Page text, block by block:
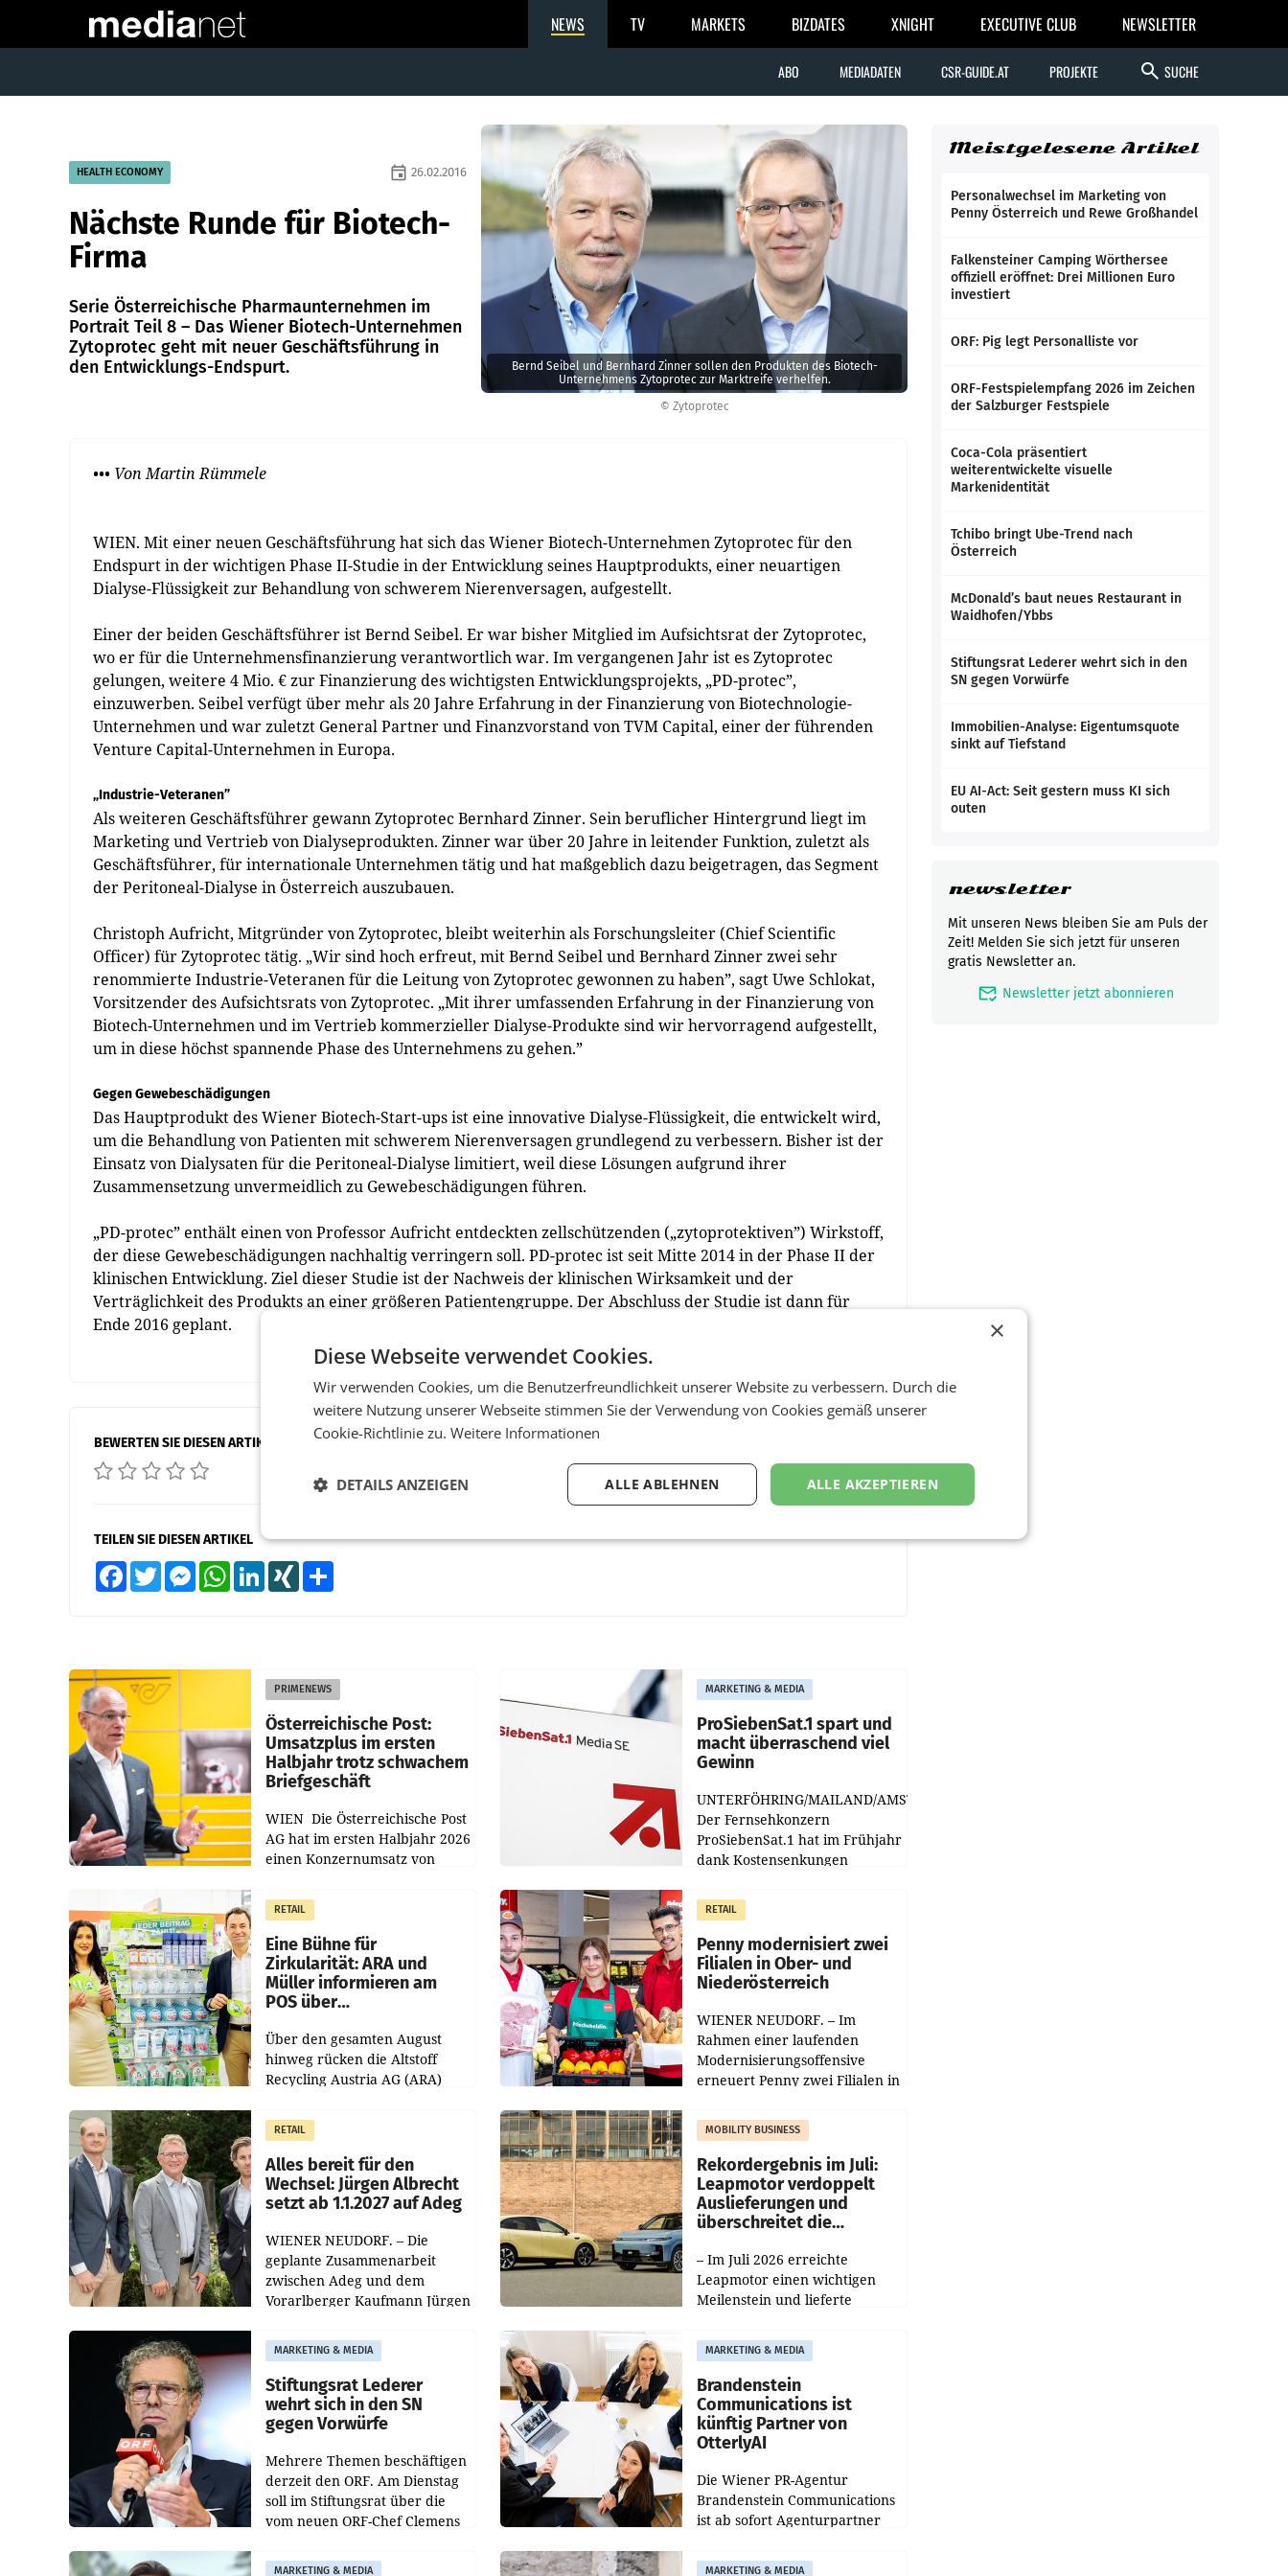
NEWS TV MARKETS BIZDATES XNIGHT EXECUTIVE CLUB NEWSLETTER
ABO MEDIADATEN CSR-GUIDE.AT PROJEKTE search SUCHE
© Zytoprotec
Bernd Seibel und Bernhard Zinner sollen den Produkten des Biotech-
Unternehmens Zytoprotec zur Marktreife verhelfen.
HEALTH ECONOMY event 26.02.2016
Nächste Runde für Biotech-
Firma
Serie Österreichische Pharmaunternehmen im
Portrait Teil 8 – Das Wiener Biotech-Unternehmen
Zytoprotec geht mit neuer Geschäftsführung in
den Entwicklungs-Endspurt.
••• Von Martin Rümmele
WIEN. Mit einer neuen Geschäftsführung hat sich das Wiener Biotech-Unternehmen Zytoprotec für den
Endspurt in der wichtigen Phase II-Studie in der Entwicklung seines Hauptprodukts, einer neuartigen
Dialyse-Flüssigkeit zur Behandlung von schwerem Nierenversagen, aufgestellt.
Einer der beiden Geschäftsführer ist Bernd Seibel. Er war bisher Mitglied im Aufsichtsrat der ­Zytoprotec,
wo er für die Unternehmensfinanzierung verantwortlich war. Im vergangenen Jahr ist es Zytoprotec
gelungen, weitere 4 Mio. € zur Finanzierung des wichtigsten Entwicklungsprojekts, ­„PD-protec”,
einzuwerben. Seibel verfügt über mehr als 20 Jahre Erfahrung in der Finanzierung von Biotechnologie-
Unternehmen und war zuletzt General Partner und Finanzvorstand von TVM Capital, einer der führenden
Venture Capital-Unternehmen in Europa.
„Industrie-Veteranen”
Als weiteren Geschäftsführer gewann Zytoprotec Bernhard Zinner. Sein beruflicher Hintergrund liegt im
Marketing und Vertrieb von Dialyseprodukten. Zinner war über 20 Jahre in leitender Funktion, zuletzt als
Geschäftsführer, für internationale Unternehmen tätig und hat maßgeblich dazu beigetragen, das Segment
der Peritoneal-Dialyse in Österreich auszubauen.
Christoph Aufricht, Mitgründer von Zytoprotec, bleibt weiterhin als Forschungsleiter (Chief Scientific
Officer) für Zytoprotec tätig. „Wir sind hoch erfreut, mit Bernd Seibel und Bernhard Zinner zwei sehr
renommierte Industrie-Veteranen für die Leitung von Zytoprotec gewonnen zu haben”, sagt Uwe Schlokat,
Vorsitzender des Aufsichtsrats von Zytoprotec. „Mit ihrer umfassenden Erfahrung in der Finanzierung von
Biotech-Unternehmen und im Vertrieb kommerzieller Dialyse-Produkte sind wir hervorragend aufgestellt,
um in diese höchst spannende Phase des Unternehmens zu gehen.”
Gegen Gewebeschädigungen
Das Hauptprodukt des Wiener Biotech-Start-ups ist eine innovative Dialyse-Flüssigkeit, die entwickelt wird,
um die Behandlung von ­Patienten mit schwerem Nierenversagen grundlegend zu verbessern. Bisher ist der
Einsatz von Dialysaten für die Peritoneal-Dialyse limitiert, weil diese Lösungen aufgrund ihrer
Zusammensetzung unvermeidlich zu Gewebeschädigungen führen.
„PD-protec” enthält einen von Professor Aufricht entdeckten zellschützenden („zytoprotektiven”) Wirkstoff,
der diese Gewebeschädigungen nachhaltig verringern soll. PD-protec ist seit Mitte 2014 in der Phase II der
klinischen Entwicklung. Ziel dieser Studie ist der Nachweis der klinischen Wirksamkeit und der
Verträglichkeit des Produkts an einer größeren Patientengruppe. Der Abschluss der Studie ist dann für
Ende 2016 geplant.
BEWERTEN SIE DIESEN ARTIKEL
TEILEN SIE DIESEN ARTIKEL
FacebookTwitter MessengerWhatsAppLinkedInXING
PRIMENEWS
Österreichische Post:
Umsatzplus im ersten
Halbjahr trotz schwachem
Briefgeschäft
WIEN Die Österreichische Post
AG hat im ersten Halbjahr 2026
einen Konzernumsatz von
erwirtschaftet, was einem Plus
von 3,8 Prozent gegenüber
dem Vergleichszeitraum
MARKETING & MEDIA
ProSiebenSat.1 spart und
macht überraschend viel
Gewinn
UNTERFÖHRING/MAILAND/AMSTERDAM.
Der Fernsehkonzern
ProSiebenSat.1 hat im Frühjahr
dank Kostensenkungen
gemacht und die
Markterwartung deutlich
übertroffen.
RETAIL
Eine Bühne für
Zirkularität: ARA und
Müller informieren am
POS über
Über den gesamten August
hinweg rücken die Altstoff
Recycling Austria AG (ARA)
Müller die Initiative „Kreislauf-
Helden“ in allen
österreichischen Müller-Filialen
RETAIL
Penny modernisiert zwei
Filialen in Ober- und
Niederösterreich
WIENER NEUDORF. – Im
Rahmen einer laufenden
Modernisierungsoffensive
erneuert Penny zwei Filialen in
Die beiden Standorte liegen in
Haag sowie im rund
RETAIL
Alles bereit für den
Wechsel: Jürgen Albrecht
setzt ab 1.1.2027 auf Adeg
WIENER NEUDORF. – Die
geplante Zusammenarbeit
zwischen Adeg und dem
Vorarlberger Kaufmann Jürgen
freigegeben: Die
Bundeswettbewerbsbehörde
und der Bundeskartellanwalt
MOBILITY BUSINESS
Rekordergebnis im Juli:
Leapmotor verdoppelt
Auslieferungen und
überschreitet die
– Im Juli 2026 erreichte
Leapmotor einen wichtigen
Meilenstein und lieferte
aus, womit sich das Ergebnis
gegenüber Juli 2025 mehr als
verdoppelte (+102
MARKETING & MEDIA
Stiftungsrat Lederer
wehrt sich in den SN
gegen Vorwürfe
Mehrere Themen beschäftigen
derzeit den ORF. Am Dienstag
soll im Stiftungsrat über die
vom neuen ORF-Chef Clemens
Besetzungen für die
MARKETING & MEDIA
Brandenstein
Communications ist
künftig Partner von
OtterlyAI
Die Wiener PR-Agentur
Brandenstein Communications
ist ab sofort Agenturpartner
Optimierungsplattform
MARKETING & MEDIA MARKETING & MEDIA
Meistgelesene Artikel
Personalwechsel im Marketing von
Penny Österreich und Rewe Großhandel
Falkensteiner Camping Wörthersee
offiziell eröffnet: Drei Millionen Euro
investiert
ORF: Pig legt Personalliste vor
ORF-Festspielempfang 2026 im Zeichen
der Salzburger Festspiele
Coca-Cola präsentiert
weiterentwickelte visuelle
Markenidentität
Tchibo bringt Ube-Trend nach
Österreich
McDonald’s baut neues Restaurant in
Waidhofen/Ybbs
Stiftungsrat Lederer wehrt sich in den
SN gegen Vorwürfe
Immobilien-Analyse: Eigentumsquote
sinkt auf Tiefstand
EU AI-Act: Seit gestern muss KI sich
outen
newsletter
Mit unseren News bleiben Sie am Puls der
Zeit! Melden Sie sich jetzt für unseren
gratis Newsletter an.
mark_email_read Newsletter jetzt abonnieren
×
Diese Webseite verwendet Cookies.
Wir verwenden Cookies, um die Benutzerfreundlichkeit unserer Website zu verbessern. Durch die
weitere Nutzung unserer Webseite stimmen Sie der Verwendung von Cookies gemäß unserer
Cookie-Richtlinie zu. Weitere Informationen
ALLE AKZEPTIEREN
ALLE ABLEHNEN
DETAILS ANZEIGEN